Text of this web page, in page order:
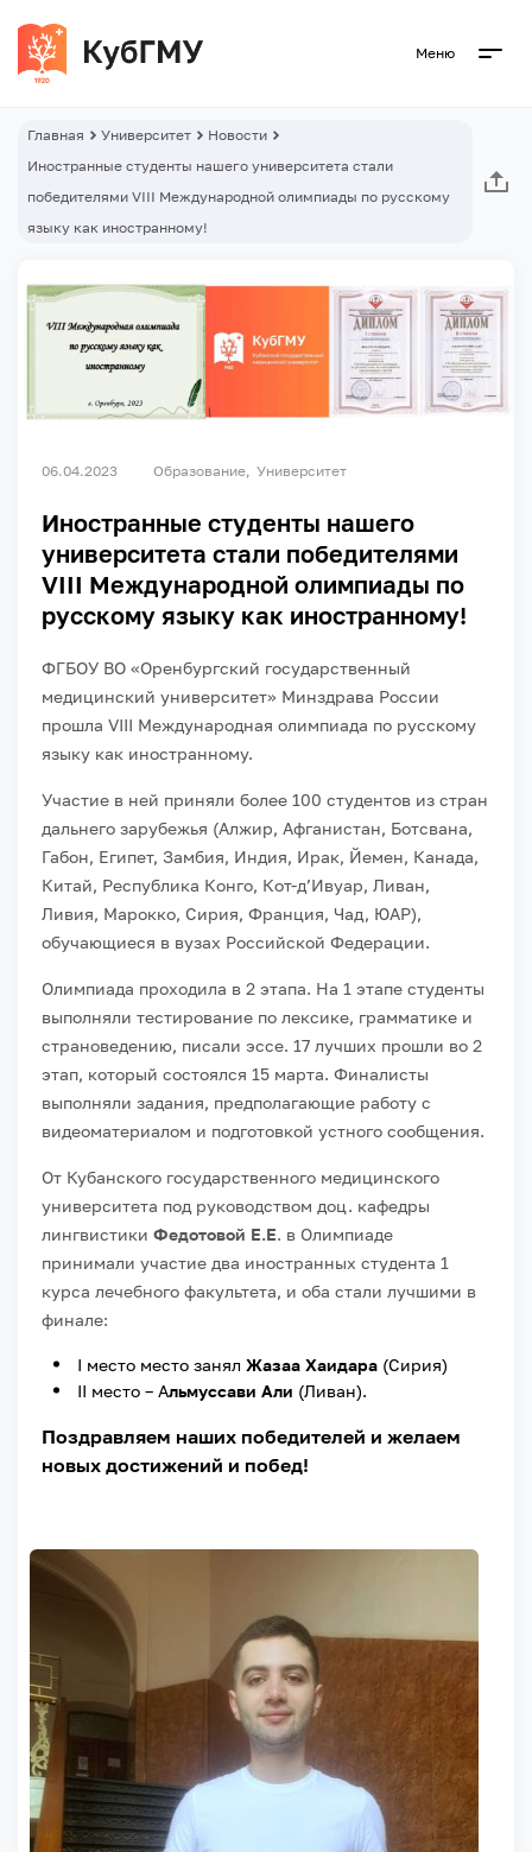
Меню
Главная Университет
Новости
Иностранные студенты нашего университета стали
победителями VIII Международной олимпиады по русскому
языку как иностранному!
06.04.2023 Образование Университет
Иностранные студенты нашего
университета стали победителями
VIII Международной олимпиады по
русскому языку как иностранному!
ФГБОУ ВО «Оренбургский государственный
медицинский университет» Минздрава России
прошла VIII Международная олимпиада по русскому
языку как иностранному.
Участие в ней приняли более 100 студентов из стран
дальнего зарубежья (Алжир, Афганистан, Ботсвана,
Габон, Египет, Замбия, Индия, Ирак, Йемен, Канада,
Китай, Республика Конго, Кот-д’Ивуар, Ливан,
Ливия, Марокко, Сирия, Франция, Чад, ЮАР),
обучающиеся в вузах Российской Федерации.
Олимпиада проходила в 2 этапа. На 1 этапе студенты
выполняли тестирование по лексике, грамматике и
страноведению, писали эссе. 17 лучших прошли во 2
этап, который состоялся 15 марта. Финалисты
выполняли задания, предполагающие работу с
видеоматериалом и подготовкой устного сообщения.
От Кубанского государственного медицинского
университета под руководством доц. кафедры
лингвистики Федотовой Е.Е. в Олимпиаде
принимали участие два иностранных студента 1
курса лечебного факультета, и оба стали лучшими в
финале:
I место место занял Жазаа Хаидара (Сирия)
II место – Альмуссави Али (Ливан).
Поздравляем наших победителей и желаем
новых достижений и побед!